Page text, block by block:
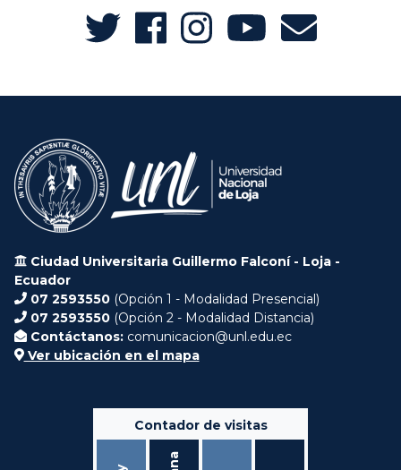
Ciudad Universitaria Guillermo Falconí - Loja -
Ecuador
07 2593550 (Opción 1 - Modalidad Presencial)
07 2593550 (Opción 2 - Modalidad Distancia)
Contáctanos: comunicacion@unl.edu.ec
Ver ubicación en el mapa
Contador de visitas